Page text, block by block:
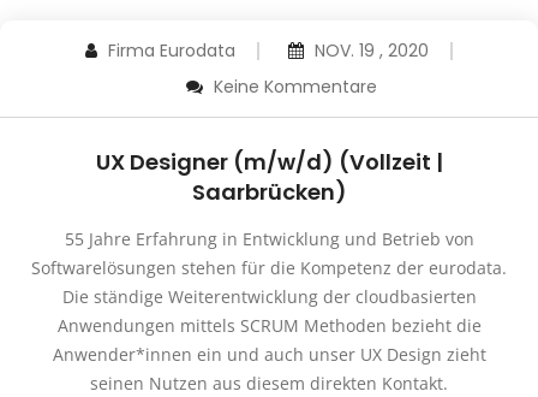
Firma Eurodata
NOV. 19 , 2020
Keine Kommentare
UX Designer (m/w/d) (Vollzeit |
Saarbrücken)
55 Jahre Erfahrung in Entwicklung und Betrieb von
Softwarelösungen stehen für die Kompetenz der eurodata.
Die ständige Weiterentwicklung der cloudbasierten
Anwendungen mittels SCRUM Methoden bezieht die
Anwender*innen ein und auch unser UX Design zieht
seinen Nutzen aus diesem direkten Kontakt.